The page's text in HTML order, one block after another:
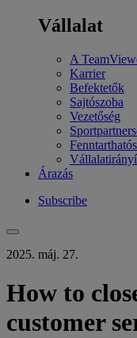
Vállalat
A
Karrier
Befektetők
Sajtószoba
Vezetőség
Árazás
Subscribe
2025. máj. 27.
How to
customer